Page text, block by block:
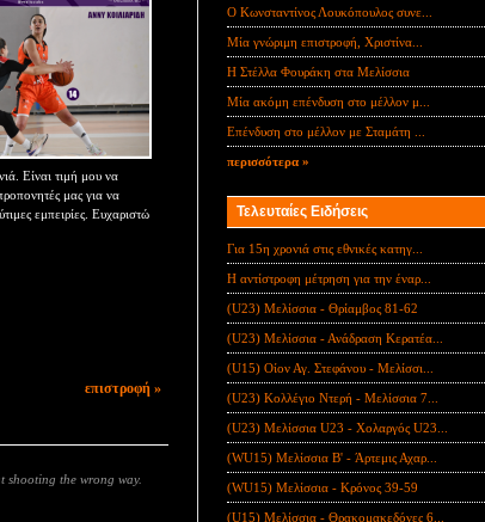
Είναι τιμή μου να
μας για να
εμπειρίες. Ευχαριστώ
επιστροφή »
shooting the wrong way.
Ο Κωνσταντίνος Λουκόπουλος συνε...
Μία γνώριμη επιστροφή, Χριστίνα...
Η Στέλλα Φουράκη στα Μελίσσια
Μία ακόμη επένδυση στο μέλλον μ...
Επένδυση στο μέλλον με Σταμάτη ...
περισσότερα »
Τελευταίες Ειδήσεις
Για 15η χρονιά στις εθνικές κατηγ...
Η αντίστροφη μέτρηση για την έναρ...
(U23) Μελίσσια - Θρίαμβος 81-62
(U23) Μελίσσια - Ανάδραση Κερατέα...
(U15) Οίον Αγ. Στεφάνου - Μελίσσι...
(U23) Κολλέγιο Ντερή - Μελίσσια 7...
(U23) Μελίσσια U23 - Χολαργός U23...
(WU15) Μελίσσια B' - Άρτεμις Αχαρ...
(WU15) Μελίσσια - Κρόνος 39-59
(U15) Μελίσσια - Θρακομακεδόνες 6...